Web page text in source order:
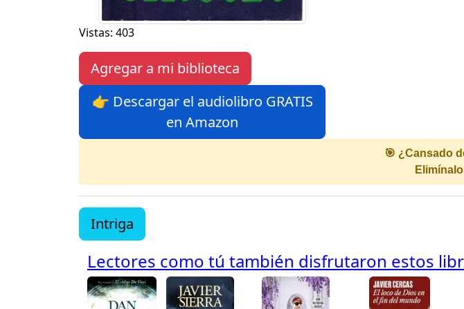
Vistas: 403
Agregar a mi biblioteca
👉 Descargar el audiolibro GRATIS
en Amazon
🎯 ¿Cansado
Intriga
Lectores como tú también disfrutaron estos